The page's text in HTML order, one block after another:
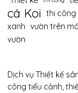
cá Koi thi công
xanh vườn trên
vườn
Dịch vụ Thiết kế
công tiểu cảnh,